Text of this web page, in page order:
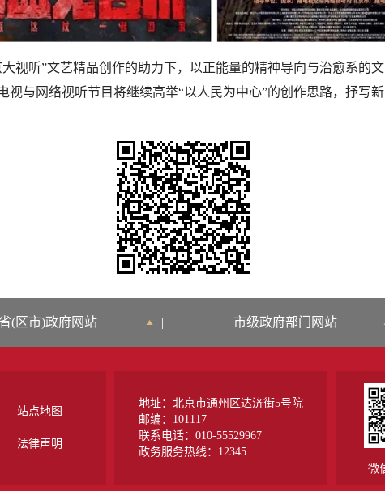
视听”文艺精品创作的助力下，以正能量的精神导向与治愈系的
视与网络视听节目将继续高举“以人民为中心”的创作思路，抒写
省(区市)政府网站 | 市级政府部门网站
站点地图
法律声明
地址：北京市通州区达济街5号院
邮编：101117
联系电话：010-55529967
政务服务热线：12345
微